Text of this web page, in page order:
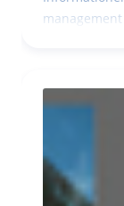
management